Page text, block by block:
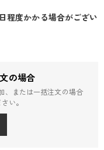
程度かかる場合がござい
の場合
、または一括注文の場合
い。